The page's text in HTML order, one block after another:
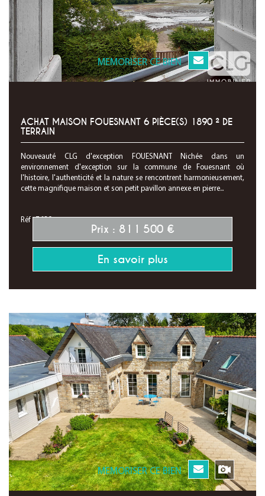
MEMORISER CE BIEN
ACHAT MAISON FOUESNANT 6 PIÈCE(S) 1890 ² DE
TERRAIN
Nouveauté CLG d'exception FOUESNANT Nichée dans un
environnement d'exception sur la commune de Fouesnant où
l'histoire, l'authenticité et la nature se rencontrent harmonieusement,
cette magnifique maison et son petit pavillon annexe en pierre...
Réf : 7630
Prix : 811 500 €
En savoir plus
MEMORISER CE BIEN